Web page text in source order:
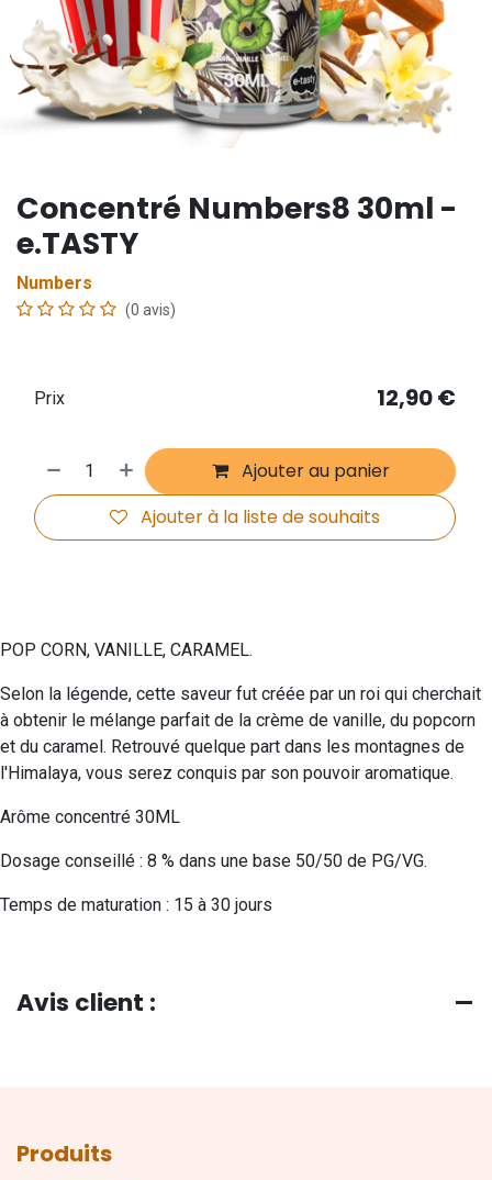
Concentré Numbers8 30ml -
e.TASTY
Numbers
(0 avis)
Ajouter au panier
Ajouter à la liste de souhaits
Prix 12,90€
POP CORN, VANILLE, CARAMEL.
Selon la légende, cette saveur fut créée par un roi qui cherchait
à obtenir le mélange parfait de la crème de vanille, du popcorn
et du caramel. Retrouvé quelque part dans les montagnes de
l'Himalaya, vous serez conquis par son pouvoir aromatique.
Arôme concentré 30ML
Dosage conseillé : 8 % dans une base 50/50 de PG/VG.
Temps de maturation : 15 à 30 jours
Avis client :
Produits